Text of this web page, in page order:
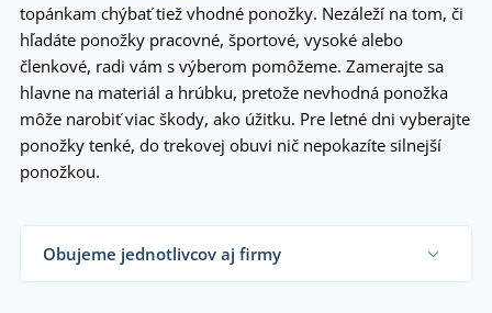
topánkam chýbať tiež vhodné ponožky. Nezáleží na tom, či
hľadáte ponožky pracovné, športové, vysoké alebo
členkové, radi vám s výberom pomôžeme. Zamerajte sa
hlavne na materiál a hrúbku, pretože nevhodná ponožka
môže narobiť viac škody, ako úžitku. Pre letné dni vyberajte
ponožky tenké, do trekovej obuvi nič nepokazíte silnejší
ponožkou.
Obujeme jednotlivcov aj firmy